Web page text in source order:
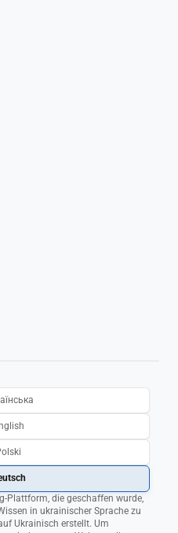
Plattform, die geschaffen wurde,
in ukrainischer Sprache zu
Ukrainisch erstellt. Um